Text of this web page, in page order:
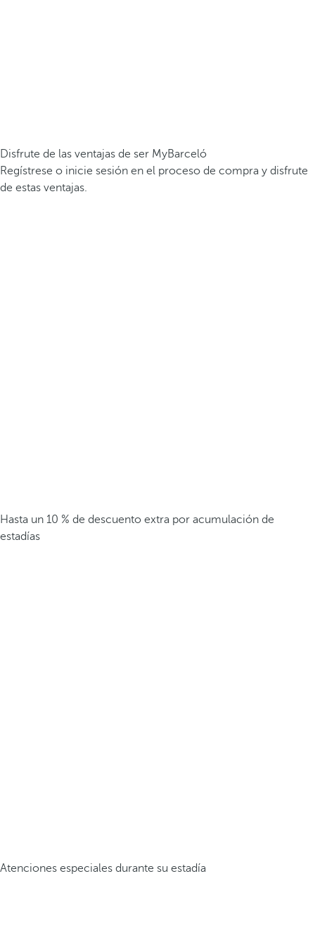
Disfrute de las ventajas de ser MyBarceló
Regístrese o inicie sesión en el proceso de compra y disfrute
de estas ventajas.
Hasta un 10 % de descuento extra por acumulación de
estadías
Atenciones especiales durante su estadía